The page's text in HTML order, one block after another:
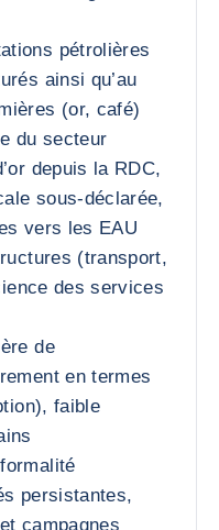
pétrolières
ainsi qu’au
(or, café)
du secteur
depuis la RDC,
sous-déclarée,
vers les EAU
(transport,
des services
de
en termes
faible
persistantes,
campagnes